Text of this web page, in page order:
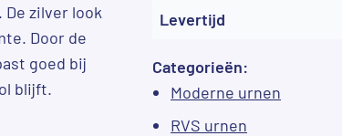
zilver look
Door de
goed bij
blijft.
Levertijd
Categorieën:
Moderne urnen
RVS urnen